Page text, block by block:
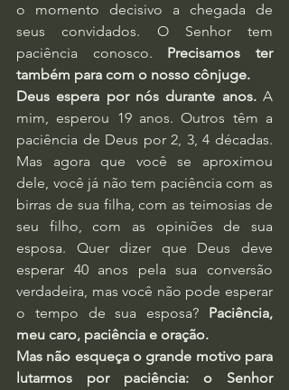
o momento decisivo a chegada de
seus convidados. O Senhor tem
paciência conosco. Precisamos ter
também para com o nosso cônjuge.
Deus espera por nós durante anos. A
mim, esperou 19 anos. Outros têm a
paciência de Deus por 2, 3, 4 décadas.
Mas agora que você se aproximou
dele, você já não tem paciência com as
birras de sua filha, com as teimosias de
seu filho, com as opiniões de sua
esposa. Quer dizer que Deus deve
esperar 40 anos pela sua conversão
verdadeira, mas você não pode esperar
o tempo de sua esposa? Paciência,
meu caro, paciência e oração.
Mas não esqueça o grande motivo para
lutarmos por paciência: o Senhor